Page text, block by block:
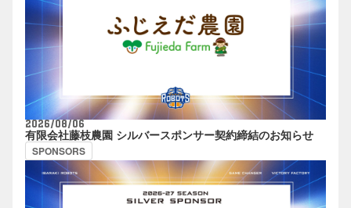
2026/08/06
有限会社藤枝農園 シルバースポンサー契約締結のお知らせ
SPONSORS